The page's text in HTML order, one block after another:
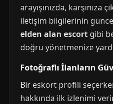
arayışınızda,
iletişim bilgilerinin
elden alan escort gibi
doğru yönetmenize
Fotoğraflı İlanların
Bir eskort profili
hakkında ilk izlenimi